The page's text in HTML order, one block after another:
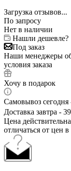
Загрузка отзывов...
По запросу
Нет в наличии
Нашли дешевле?
Под заказ
Наши менеджеры
условия заказа
Хочу в подарок
Самовывоз сегодня
Доставка завтра -
Цена
отличаться от цен